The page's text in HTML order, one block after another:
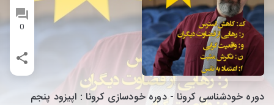
0
دوره خودشناسی کرونا - دوره خودسازی کرونا : اپیزود پنجم